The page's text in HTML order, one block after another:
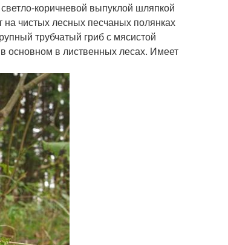
коричневой выпуклой шляпкой
чистых лесных песчаных полянках
трубчатый гриб с мясистой
основном в лиственных лесах. Имеет